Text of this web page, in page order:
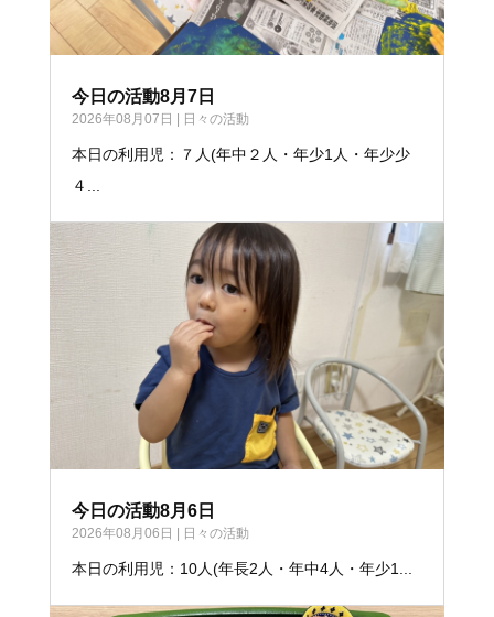
今日の活動8月7日
2026年08月07日 | 日々の活動
本日の利用児：７人(年中２人・年少1人・年少少
４...
今日の活動8月6日
2026年08月06日 | 日々の活動
本日の利用児：10人(年長2人・年中4人・年少1...